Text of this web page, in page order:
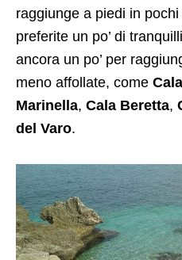
raggiunge a piedi in
preferite un po’ di
ancora un po’ per
meno affollate, come
Marinella, Cala Beretta,
del Varo.